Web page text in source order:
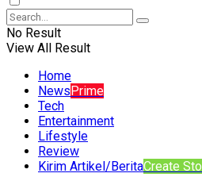
No Result
View All Result
Home
NewsPrime
Tech
Entertainment
Lifestyle
Review
Kirim Artikel/BeritaCreate